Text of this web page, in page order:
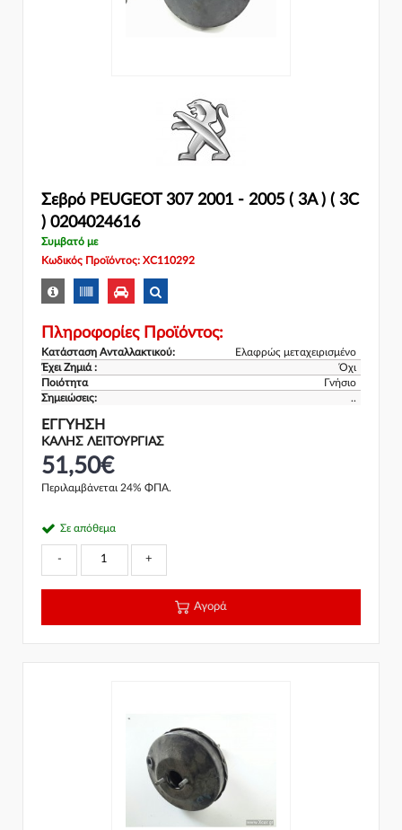
Σεβρό PEUGEOT 307 2001 - 2005 ( 3A ) ( 3C
) 0204024616
Συμβατό με
Κωδικός Προϊόντος: XC110292
Πληροφορίες Προϊόντος:
Κατάσταση Ανταλλακτικού:
Ελαφρώς μεταχειρισμένο
Έχει Ζημιά :
Όχι
Ποιότητα
Γνήσιο
Σημειώσεις:
..
ΕΓΓΎΗΣΗ
ΚΑΛΗΣ ΛΕΙΤΟΥΡΓΙΑΣ
51,50€
Περιλαμβάνεται 24% ΦΠΑ.
Σε απόθεμα
- +
Αγορά